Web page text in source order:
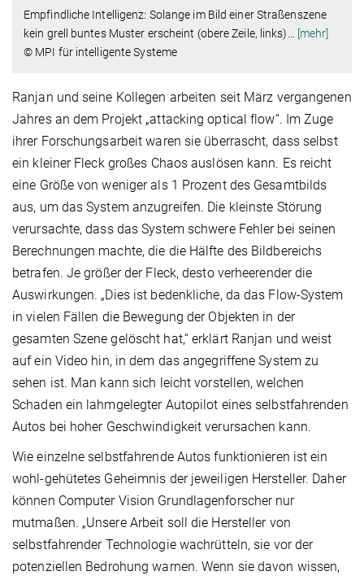
Empfindliche Intelligenz: Solange im Bild einer Straßenszene
kein grell buntes Muster erscheint (obere Zeile, links)… [mehr]
© MPI für intelligente Systeme
Ranjan und seine Kollegen arbeiten seit März vergangenen
Jahres an dem Projekt „attacking optical flow“. Im Zuge
ihrer Forschungsarbeit waren sie überrascht, dass selbst
ein kleiner Fleck großes Chaos auslösen kann. Es reicht
eine Größe von weniger als 1 Prozent des Gesamtbilds
aus, um das System anzugreifen. Die kleinste Störung
verursachte, dass das System schwere Fehler bei seinen
Berechnungen machte, die die Hälfte des Bildbereichs
betrafen. Je größer der Fleck, desto verheerender die
Auswirkungen. „Dies ist bedenkliche, da das Flow-System
in vielen Fällen die Bewegung der Objekten in der
gesamten Szene gelöscht hat,“ erklärt Ranjan und weist
auf ein Video hin, in dem das angegriffene System zu
sehen ist. Man kann sich leicht vorstellen, welchen
Schaden ein lahmgelegter Autopilot eines selbstfahrenden
Autos bei hoher Geschwindigkeit verursachen kann.
Wie einzelne selbstfahrende Autos funktionieren ist ein
wohl-gehütetes Geheimnis der jeweiligen Hersteller. Daher
können Computer Vision Grundlagenforscher nur
mutmaßen. „Unsere Arbeit soll die Hersteller von
selbstfahrender Technologie wachrütteln, sie vor der
potenziellen Bedrohung warnen. Wenn sie davon wissen,